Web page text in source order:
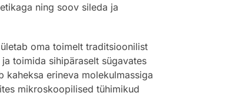
ning soov sileda ja
oma toimelt traditsioonilist
toimida sihipäraselt sügavates
erineva molekulmassiga
mikroskoopilised tühimikud